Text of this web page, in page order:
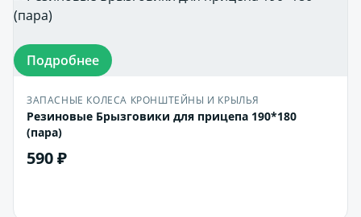
Подробнее
ЗАПАСНЫЕ КОЛЕСА КРОНШТЕЙНЫ И КРЫЛЬЯ
Резиновые Брызговики для прицепа 190*180
(пара)
590 ₽